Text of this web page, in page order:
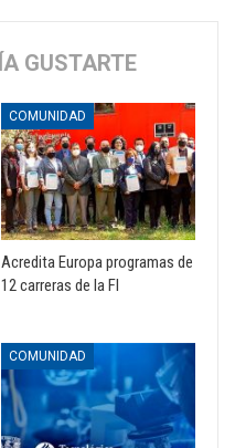
GUSTARTE
COMUNIDAD
Acredita Europa programas de
12 carreras de la FI
COMUNIDAD